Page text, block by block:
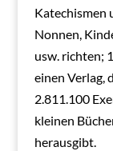
Katechismen
Nonnen,
usw. richten;
einen Verlag,
2.811.100
kleinen
herausgibt.